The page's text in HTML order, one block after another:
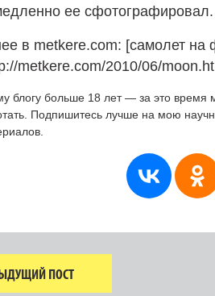
ее сфотографировал.
в metkere.com: [самолет
metkere.com/2010/06/
блогу больше 18 лет — за это время
Подпишитесь лучше на мою
ПОСТ